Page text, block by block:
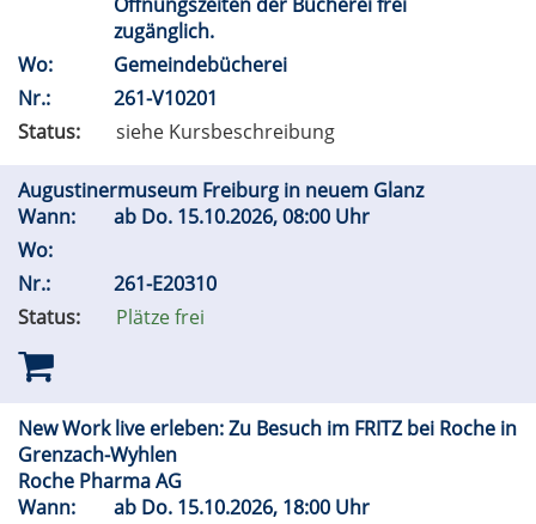
zugänglich.
Wo:
Gemeindebücherei
Nr.:
261-V10201
Status:
siehe Kursbeschreibung
Augustinermuseum Freiburg in neuem Glanz
Wann:
ab Do. 15.10.2026, 08:00 Uhr
Wo:
Nr.:
261-E20310
Status:
Plätze frei
New Work live erleben: Zu Besuch im FRITZ bei Roche in
Grenzach-Wyhlen
Roche Pharma AG
Wann:
ab Do. 15.10.2026, 18:00 Uhr